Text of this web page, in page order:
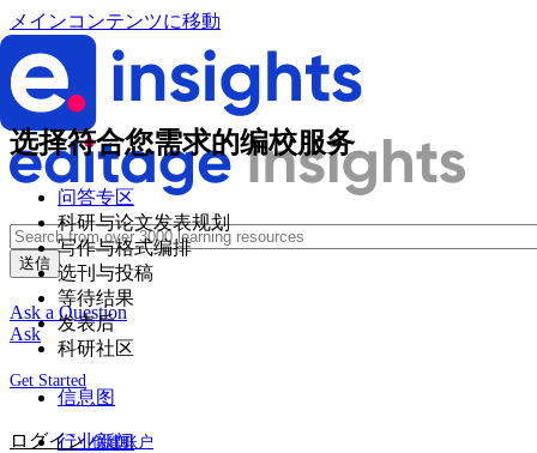
メインコンテンツに移動
Ask a Question
Ask
Get Started
ログイン 创建账户
选择符合您需求的编校服务
问答专区
科研与论文发表规划
写作与格式编排
选刊与投稿
等待结果
发表后
科研社区
信息图
行业新闻